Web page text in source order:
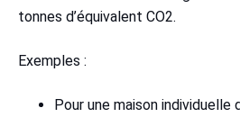
tonnes d’équivalent CO2.
Exemples :
Pour une maison individuelle